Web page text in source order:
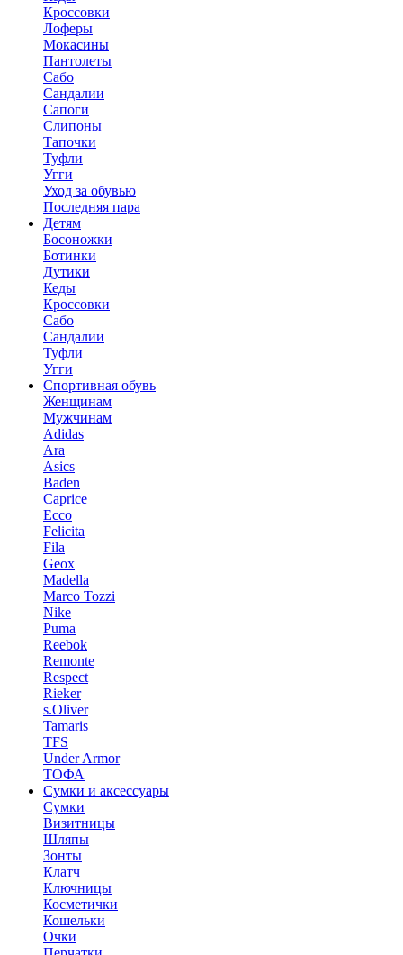
Кроссовки
Лоферы
Мокасины
Пантолеты
Сабо
Сандалии
Сапоги
Слипоны
Тапочки
Туфли
Угги
Уход за обувью
Последняя пара
Детям
Босоножки
Ботинки
Дутики
Кеды
Кроссовки
Сабо
Сандалии
Туфли
Угги
Спортивная обувь
Женщинам
Мужчинам
Adidas
Ara
Asics
Baden
Caprice
Ecco
Felicita
Fila
Geox
Madella
Marco Tozzi
Nike
Puma
Reebok
Remonte
Respect
Rieker
s.Oliver
Tamaris
TFS
Under Armor
ТОФА
Сумки и аксессуары
Сумки
Визитницы
Шляпы
Зонты
Клатч
Ключницы
Косметички
Кошельки
Очки